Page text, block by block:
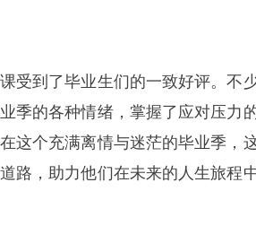
受到了毕业生们的一致好评。不
季的各种情绪，掌握了应对压力
这个充满离情与迷茫的毕业季，
路，助力他们在未来的人生旅程